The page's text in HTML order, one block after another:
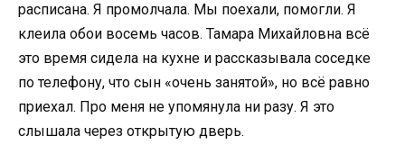
расписана. Я промолчала. Мы поехали, помогли. Я
клеила обои восемь часов. Тамара Михайловна всё
это время сидела на кухне и рассказывала соседке
по телефону, что сын «очень занятой», но всё равно
приехал. Про меня не упомянула ни разу. Я это
слышала через открытую дверь.